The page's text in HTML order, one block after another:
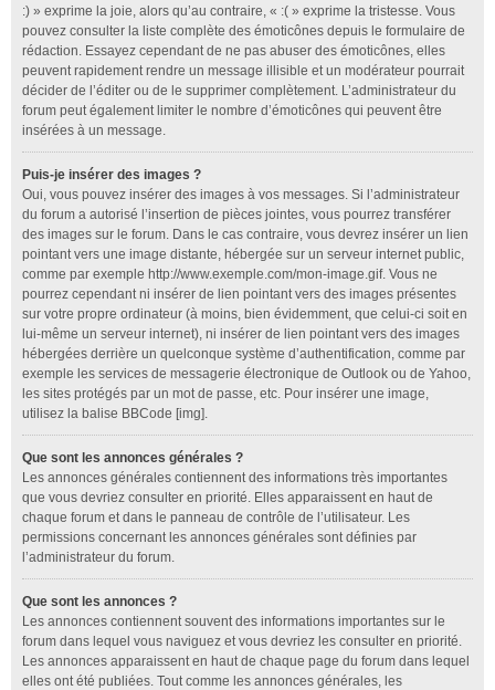
:) » exprime la joie, alors qu’au contraire, « :( » exprime la tristesse. Vous
pouvez consulter la liste complète des émoticônes depuis le formulaire de
rédaction. Essayez cependant de ne pas abuser des émoticônes, elles
peuvent rapidement rendre un message illisible et un modérateur pourrait
décider de l’éditer ou de le supprimer complètement. L’administrateur du
forum peut également limiter le nombre d’émoticônes qui peuvent être
insérées à un message.
Puis-je insérer des images ?
Oui, vous pouvez insérer des images à vos messages. Si l’administrateur
du forum a autorisé l’insertion de pièces jointes, vous pourrez transférer
des images sur le forum. Dans le cas contraire, vous devrez insérer un lien
pointant vers une image distante, hébergée sur un serveur internet public,
comme par exemple http://www.exemple.com/mon-image.gif. Vous ne
pourrez cependant ni insérer de lien pointant vers des images présentes
sur votre propre ordinateur (à moins, bien évidemment, que celui-ci soit en
lui-même un serveur internet), ni insérer de lien pointant vers des images
hébergées derrière un quelconque système d’authentification, comme par
exemple les services de messagerie électronique de Outlook ou de Yahoo,
les sites protégés par un mot de passe, etc. Pour insérer une image,
utilisez la balise BBCode [img].
Que sont les annonces générales ?
Les annonces générales contiennent des informations très importantes
que vous devriez consulter en priorité. Elles apparaissent en haut de
chaque forum et dans le panneau de contrôle de l’utilisateur. Les
permissions concernant les annonces générales sont définies par
l’administrateur du forum.
Que sont les annonces ?
Les annonces contiennent souvent des informations importantes sur le
forum dans lequel vous naviguez et vous devriez les consulter en priorité.
Les annonces apparaissent en haut de chaque page du forum dans lequel
elles ont été publiées. Tout comme les annonces générales, les